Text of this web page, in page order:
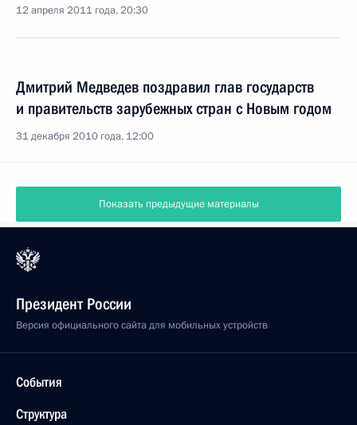
12 апреля 2011 года, 20:30
Дмитрий Медведев поздравил глав государств
и правительств зарубежных стран с Новым годом
31 декабря 2010 года, 12:00
Показать предыдущие материалы
Президент России
Версия официального сайта для мобильных устройств
События
Структура